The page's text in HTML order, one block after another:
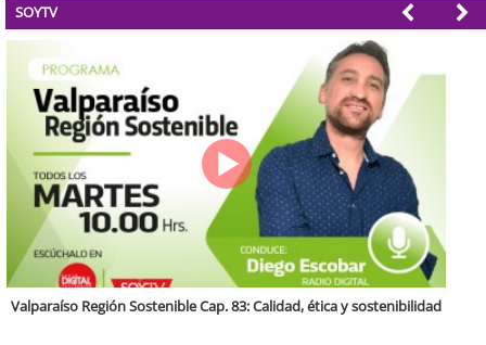
SOYTV